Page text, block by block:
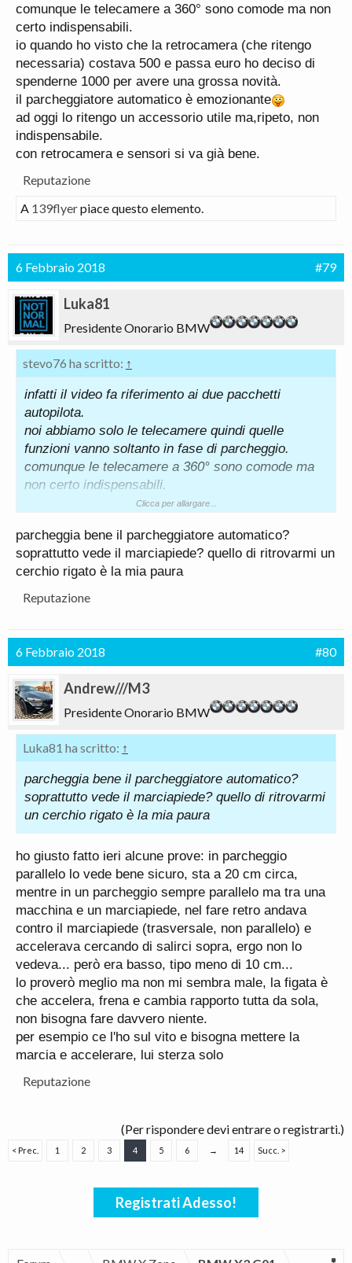
e forse ho tratto delle conclusioni troppo veloci.
Spero che tutte le telecamere che ho fatto
aggiungere col pacchetto non servano solo a farsi i
selfie.
Nei prossimi giorni anche se avrò poco
tempo per godermela proverò a capire qualcosa.
comunque le telecamere a 360° sono comode ma non
certo indispensabili.
io quando ho visto che la retrocamera (che ritengo
necessaria) costava 500 e passa euro ho deciso di
spenderne 1000 per avere una grossa novità.
il parcheggiatore automatico è emozionante
ad oggi lo ritengo un accessorio utile ma,ripeto, non
indispensabile.
con retrocamera e sensori si va già bene.
Reputazione
A 139flyerpiace questo elemento.
6 Febbraio 2018 #79
Luka81
Presidente Onorario BMW
stevo76 ha scritto: ↑
infatti il video fa riferimento ai due pacchetti
autopilota.
noi abbiamo solo le telecamere quindi quelle
funzioni vanno soltanto in fase di parcheggio.
comunque le telecamere a 360° sono comode ma
non certo indispensabili.
io quando ho visto che la retrocamera (che ritengo
spenderne 1000 per avere una grossa novità.
il parcheggiatore automatico è emozionante
ad oggi lo ritengo un accessorio utile ma,ripeto, non
indispensabile.
Clicca per allargare...
parcheggia bene il parcheggiatore automatico?
soprattutto vede il marciapiede? quello di ritrovarmi un
cerchio rigato è la mia paura
Reputazione
6 Febbraio 2018 #80
Andrew///M3
Presidente Onorario BMW
Luka81 ha scritto: ↑
parcheggia bene il parcheggiatore automatico?
soprattutto vede il marciapiede? quello di ritrovarmi
un cerchio rigato è la mia paura
ho giusto fatto ieri alcune prove: in parcheggio
parallelo lo vede bene sicuro, sta a 20 cm circa,
mentre in un parcheggio sempre parallelo ma tra una
macchina e un marciapiede, nel fare retro andava
contro il marciapiede (trasversale, non parallelo) e
accelerava cercando di salirci sopra, ergo non lo
vedeva... però era basso, tipo meno di 10 cm...
lo proverò meglio ma non mi sembra male, la figata è
che accelera, frena e cambia rapporto tutta da sola,
non bisogna fare davvero niente.
per esempio ce l'ho sul vito e bisogna mettere la
marcia e accelerare, lui sterza solo
Reputazione
(Per rispondere devi entrare o registrarti.)
< Prec. 1 2 3 4 5 6 → 14 Succ. >
Registrati Adesso!